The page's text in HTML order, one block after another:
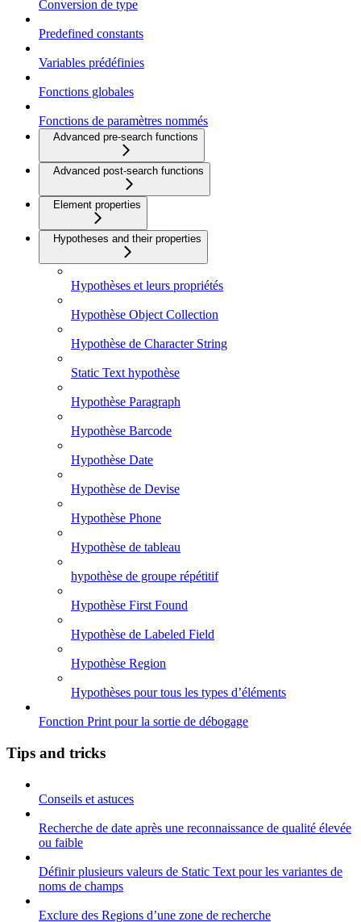
Conversion de type
Predefined constants
Variables prédéfinies
Fonctions globales
Fonctions de paramètres nommés
Advanced pre-search functions
Advanced post-search functions
Element properties
Hypotheses and their properties
Hypothèses et leurs propriétés
Hypothèse Object Collection
Hypothèse de Character String
Static Text hypothèse
Hypothèse Paragraph
Hypothèse Barcode
Hypothèse Date
Hypothèse de Devise
Hypothèse Phone
Hypothèse de tableau
hypothèse de groupe répétitif
Hypothèse First Found
Hypothèse de Labeled Field
Hypothèse Region
Hypothèses pour tous les types d’éléments
Fonction Print pour la sortie de débogage
Tips and tricks
Conseils et astuces
Recherche de date après une reconnaissance de qualité élevée
ou faible
Définir plusieurs valeurs de Static Text pour les variantes de
noms de champs
Exclure des Regions d’une zone de recherche